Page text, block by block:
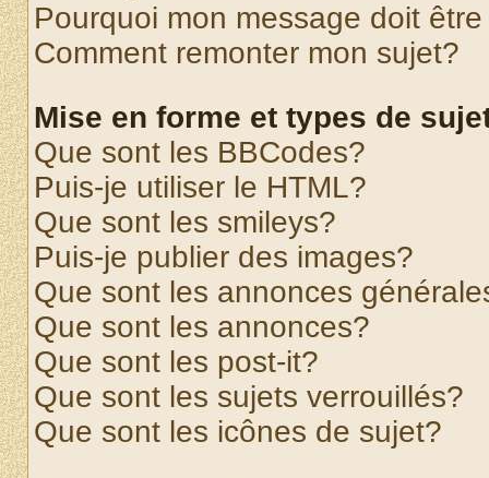
Pourquoi mon message doit
Comment remonter mon sujet?
Mise en forme et types de
Que sont les BBCodes?
Puis-je utiliser le HTML?
Que sont les smileys?
Puis-je publier des images?
Que sont les annonces
Que sont les annonces?
Que sont les post-it?
Que sont les sujets verrouillés?
Que sont les icônes de sujet?